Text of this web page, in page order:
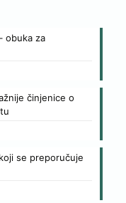
obuka za
činjenice o
se preporučuje